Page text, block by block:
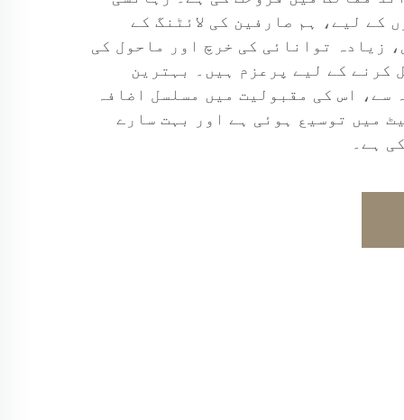
کے لیے، ہم صارفین کی لائٹنگ کے
زیادہ توانائی کی خرچ اور ماحول کی
کرنے کے لیے پرعزم ہیں۔ بہترین
سے، اس کی مقبولیت میں مسلسل اضافہ
میں توسیع ہوئی ہے اور بہت سارے
ہے۔